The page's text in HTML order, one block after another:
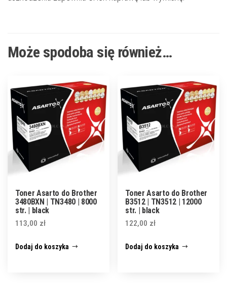
Może spodoba się również…
Toner Asarto do Brother
3480BXN | TN3480 | 8000
str. | black
113,00 zł
Dodaj do koszyka
Toner Asarto do Brother
B3512 | TN3512 | 12000
str. | black
122,00 zł
Dodaj do koszyka